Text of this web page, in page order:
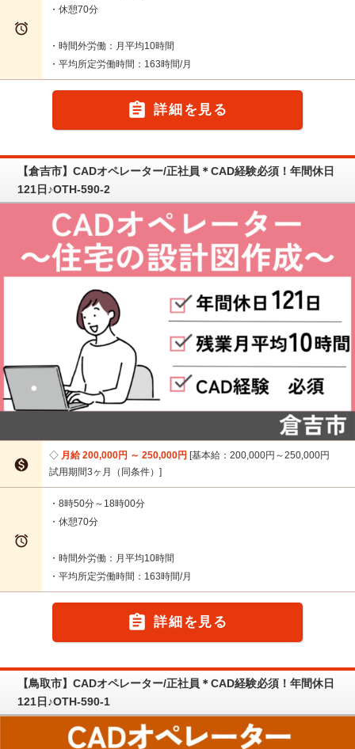

・休憩70分
・時間外労働：月平均10時間
・平均所定労働時間：163時間/月
 詳細を見る
【倉吉市】CADオペレーター/正社員＊CAD経験必須！年間休日
121日♪OTH-590-2

月給 200,000円 ～ 250,000円 基本給：200,000円～250,000円
試用期間3ヶ月（同条件）

・8時50分～18時00分
・休憩70分
・時間外労働：月平均10時間
・平均所定労働時間：163時間/月
 詳細を見る
【鳥取市】CADオペレーター/正社員＊CAD経験必須！年間休日
121日♪OTH-590-1